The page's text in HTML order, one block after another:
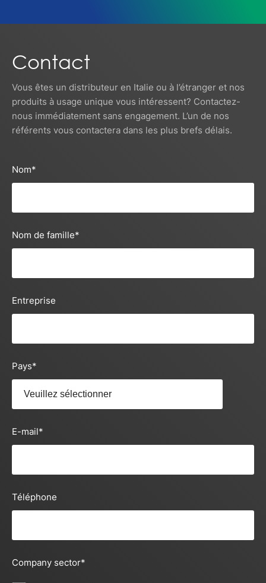
Contact
Vous êtes un distributeur en Italie ou à l’étranger et nos
produits à usage unique vous intéressent? Contactez-
nous immédiatement sans engagement. L’un de nos
référents vous contactera dans les plus brefs délais.
Nom*
Nom de famille*
Entreprise
Pays*
E-mail*
Téléphone
Company sector*